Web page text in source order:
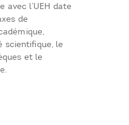
avec l’UEH date
de
scientifique, le
et le